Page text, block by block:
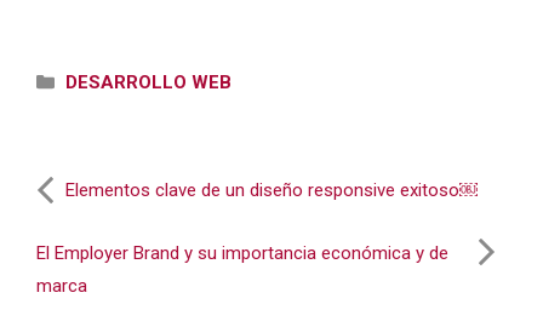
Categorías
DESARROLLO WEB
Elementos clave de un diseño responsive exitoso￼
El Employer Brand y su importancia económica y de
marca